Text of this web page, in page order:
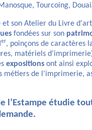
Tourcoing,
son Atelier du Livre
fondées sur son
er, poinçons de caractères
matériels
expositions ont ainsi
métiers de l'imprimerie,
l’Estampe étudie